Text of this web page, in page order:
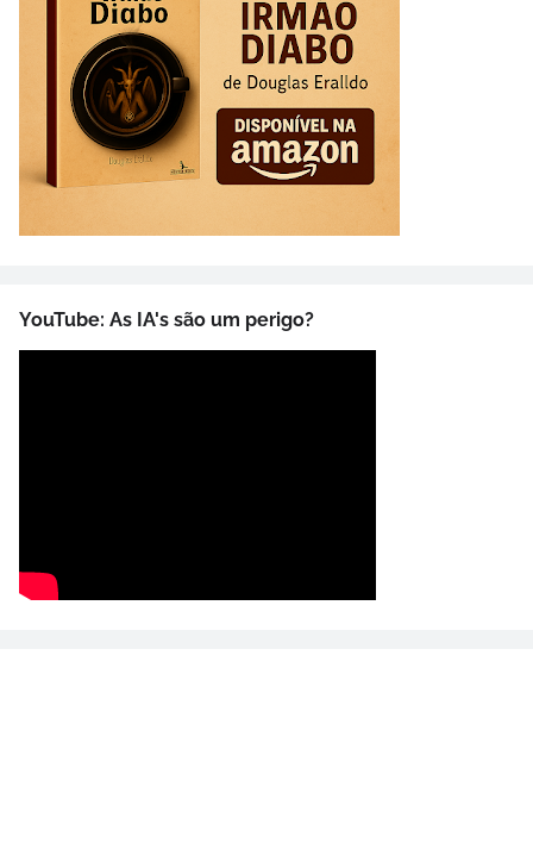
YouTube: As IA's são um perigo?